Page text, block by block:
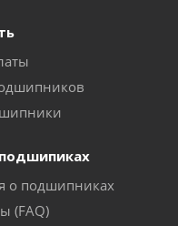
о подшипниках
(FAQ)